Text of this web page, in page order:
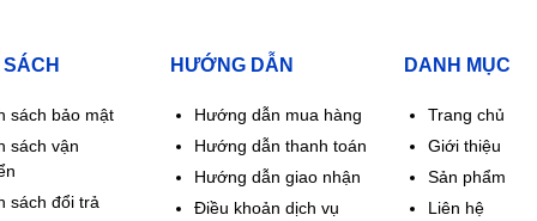
giờ sau khi uống. Khoảng 80% liều được tìm thấy trong phân và
sách bảo mật
sách vận
sách đổi trả
HƯỚNG DẪN
Hướng dẫn mua hàng
Hướng dẫn thanh toán
Hướng dẫn giao nhận
Điều khoản dịch vụ
DANH MỤC
Trang chủ
Giới thiệu
Sản phẩm
Liên hệ